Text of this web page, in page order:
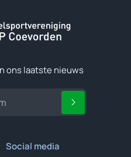
ons laatste nieuws
Social media